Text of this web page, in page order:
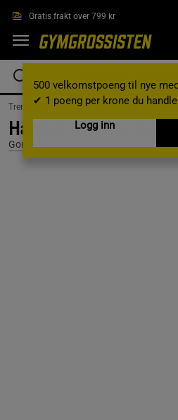
Gratis frakt over 799 kr
500 velkomstpoeng til nye
✔ 1 poeng per krone du
Logg inn
Treningsklær / Treningsklær herre /
Håndkle Medium Svart
Gorilla Wear